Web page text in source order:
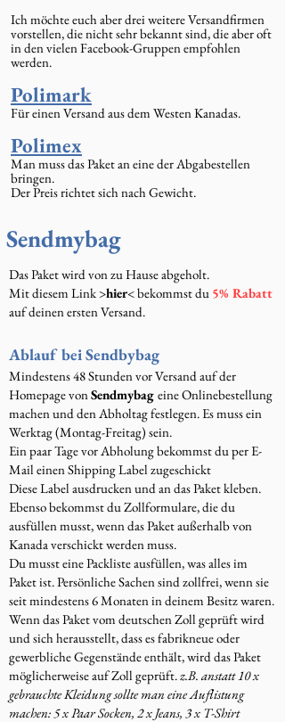
Ich möchte euch aber drei weitere Versandfirmen
vorstellen, die nicht sehr bekannt sind, die aber oft
in den vielen Facebook-Gruppen empfohlen
werden.
Polimark
Für einen Versand aus dem Westen Kanadas.
Polimex
Man muss das Paket an eine der Abgabestellen
bringen.
Der Preis richtet sich nach Gewicht.
Sendmybag
Das Paket wird von zu Hause abgeholt.
Mit diesem Link >hier< bekommst du 5% Rabatt
auf deinen ersten Versand.
Ablauf bei Sendbybag
Mindestens 48 Stunden vor Versand auf der
Homepage vonSendmybag eine Onlinebestellung
machen und den Abholtag festlegen. Es muss ein
Werktag (Montag-Freitag) sein.
Ein paar Tage vor Abholung bekommst du per E-
Mail einen Shipping Label zugeschickt
Diese Label ausdrucken und an das Paket kleben.
Ebenso bekommst du Zollformulare, die du
ausfüllen musst, wenn das Paket außerhalb von
Kanada verschickt werden muss.
Du musst eine Packliste ausfüllen, was alles im
Paket ist. Persönliche Sachen sind zollfrei, wenn sie
seit mindestens 6 Monaten in deinem Besitz waren.
Wenn das Paket vom deutschen Zoll geprüft wird
und sich herausstellt, dass es fabrikneue oder
gewerbliche Gegenstände enthält, wird das Paket
möglicherweise auf Zoll geprüft.z.B. anstatt 10 x
gebrauchte Kleidung sollte man eine Auflistung
machen: 5 x Paar Socken, 2 x Jeans, 3 x T-Shirt